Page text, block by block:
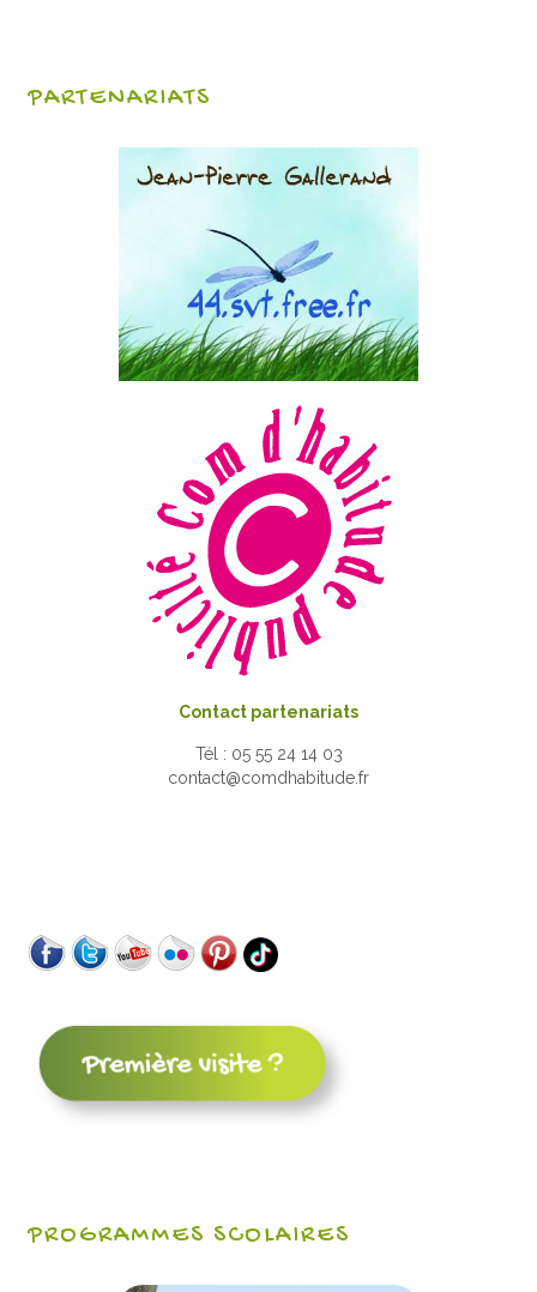
PARTENARIATS
Contact partenariats
Tél : 05 55 24 14 03
contact@comdhabitude.fr
PROGRAMMES SCOLAIRES